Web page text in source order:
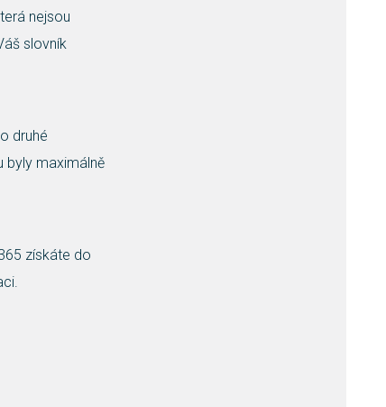
nejsou
slovník
druhé
byly maximálně
získáte do